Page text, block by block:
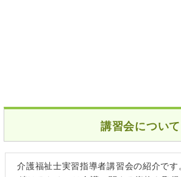
講習会について
介護福祉士実習指導者講習会の紹介で